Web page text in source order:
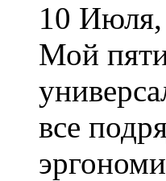
10 Июля,
Мой
все